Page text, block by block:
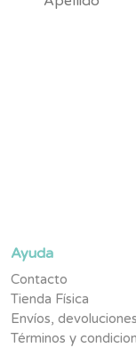
Ayuda
Contacto
Tienda Física
Envíos,
Términos y